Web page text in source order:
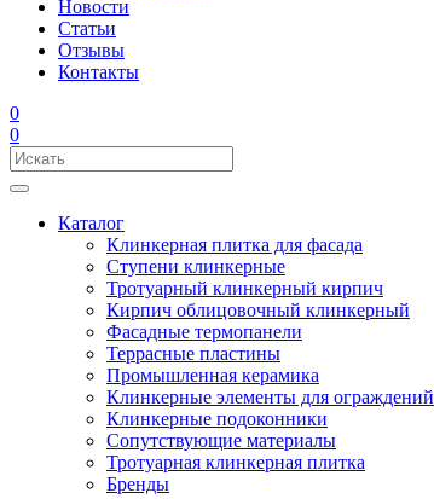
Новости
Статьи
Отзывы
Контакты
0
0
Каталог
Клинкерная плитка для фасада
Ступени клинкерные
Тротуарный клинкерный кирпич
Кирпич облицовочный клинкерный
Фасадные термопанели
Террасные пластины
Промышленная керамика
Клинкерные элементы для ограждений
Клинкерные подоконники
Сопутствующие материалы
Тротуарная клинкерная плитка
Бренды